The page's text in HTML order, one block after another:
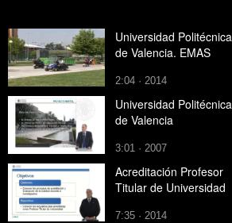
Universidad Politécnica
de Valencia. EMAS
2:04 · 2014
Universidad Politécnica
de Valencia
3:01 · 2007
Acreditación Profesor
Titular de Universidad
7:35 · 2014